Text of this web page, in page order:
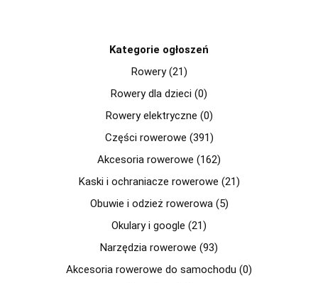
Kategorie ogłoszeń
Rowery (21)
Rowery dla dzieci (0)
Rowery elektryczne (0)
Części rowerowe (391)
Akcesoria rowerowe (162)
Kaski i ochraniacze rowerowe (21)
Obuwie i odzież rowerowa (5)
Okulary i google (21)
Narzędzia rowerowe (93)
Akcesoria rowerowe do samochodu (0)